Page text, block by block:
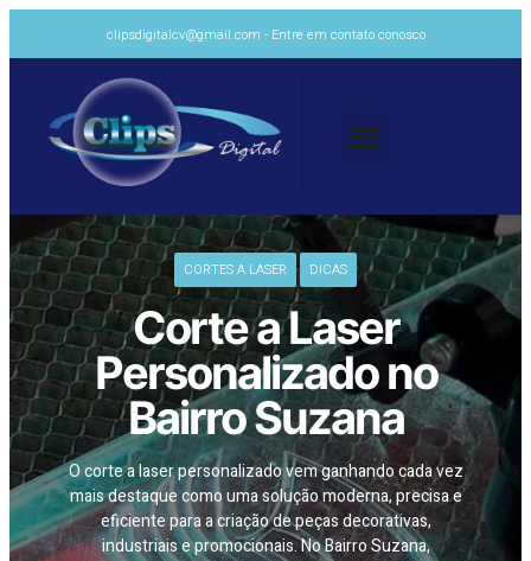
clipsdigitalcv@gmail.com - Entre em contato conosco
CORTES A LASER DICAS
Cortea Laser
Personalizado no
Bairro Suzana
O corte a laser personalizado vem ganhando cada vez
mais destaque como uma solução moderna, precisa e
eficiente para a criação de peças decorativas,
industriais e promocionais. No Bairro Suzana,